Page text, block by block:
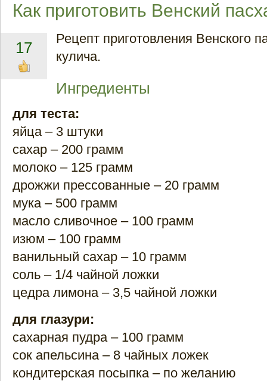
Как приготовить Венский
17
Рецепт приготовления Венского
кулича.
Ингредиенты
для теста:
яйца – 3 штуки
сахар – 200 грамм
молоко – 125 грамм
дрожжи прессованные – 20 грамм
мука – 500 грамм
масло сливочное – 100 грамм
изюм – 100 грамм
ванильный сахар – 10 грамм
соль – 1/4 чайной ложки
цедра лимона – 3,5 чайной ложки
для глазури:
сахарная пудра – 100 грамм
сок апельсина – 8 чайных ложек
кондитерская посыпка – по желанию